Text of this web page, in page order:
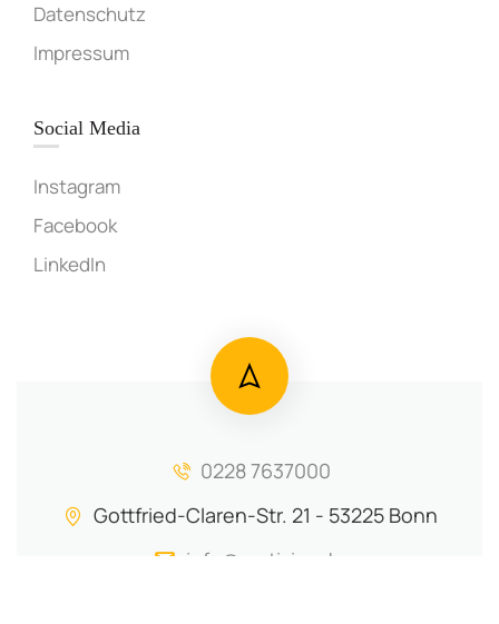
Datenschutz
Impressum
Social Media
Instagram
Facebook
LinkedIn
0228 7637000
Gottfried-Claren-Str. 21 - 53225 Bonn
info@motiviva.de